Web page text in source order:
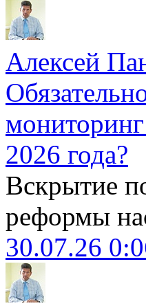
Алексей
2026 года?
Вскрытие
реформы
30.07.26